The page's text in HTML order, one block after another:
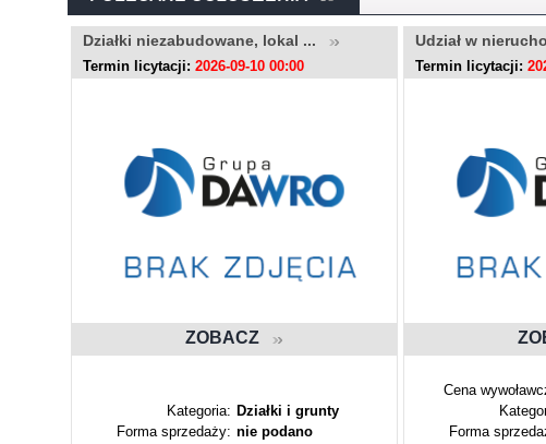
Działki niezabudowane, lokal ...
Termin licytacji: 2026-09-10 00:00
ZOBACZ
Kategoria: Działki i grunty
Forma sprzedaży: nie podano
Udział w
Termin licytacji:
Cena
Forma